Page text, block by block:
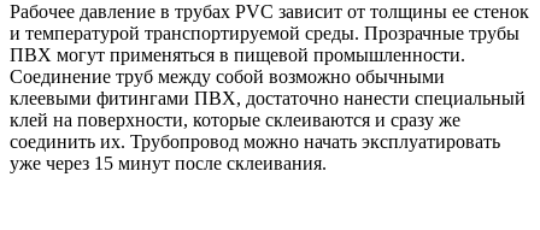
Рабочее давление в трубах PVC зависит от толщины ее стенок
и температурой транспортируемой среды. Прозрачные трубы
ПВХ могут применяться в пищевой промышленности.
Соединение труб между собой возможно обычными
клеевыми фитингами ПВХ, достаточно нанести специальный
клей на поверхности, которые склеиваются и сразу же
соединить их. Трубопровод можно начать эксплуатировать
уже через 15 минут после склеивания.